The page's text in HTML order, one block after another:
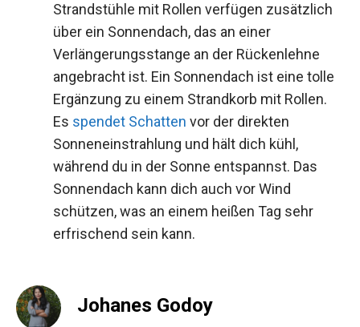
Strandstühle mit Rollen verfügen zusätzlich
über ein Sonnendach, das an einer
Verlängerungsstange an der Rückenlehne
angebracht ist. Ein Sonnendach ist eine tolle
Ergänzung zu einem Strandkorb mit Rollen.
Es spendet Schatten vor der direkten
Sonneneinstrahlung und hält dich kühl,
während du in der Sonne entspannst. Das
Sonnendach kann dich auch vor Wind
schützen, was an einem heißen Tag sehr
erfrischend sein kann.
Johanes Godoy